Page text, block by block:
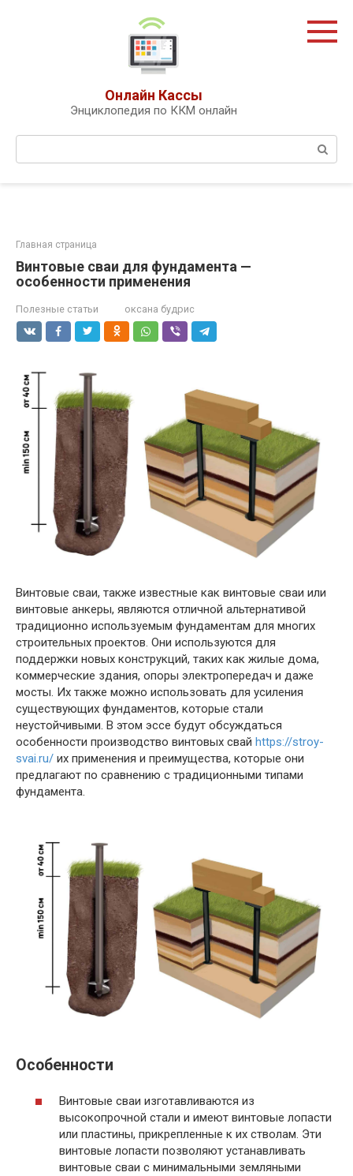
Онлайн Кассы
Энциклопедия по ККМ онлайн
Поиск:
Главная страница
Винтовые сваи для фундамента —
особенности применения
Полезные статьи оксана будрис
Винтовые сваи, также известные как винтовые сваи или
винтовые анкеры, являются отличной альтернативой
традиционно используемым фундаментам для многих
строительных проектов. Они используются для
поддержки новых конструкций, таких как жилые дома,
коммерческие здания, опоры электропередач и даже
мосты. Их также можно использовать для усиления
существующих фундаментов, которые стали
неустойчивыми. В этом эссе будут обсуждаться
особенности производство винтовых свай https://stroy-
svai.ru/ их применения и преимущества, которые они
предлагают по сравнению с традиционными типами
фундамента.
Особенности
Винтовые сваи изготавливаются из
высокопрочной стали и имеют винтовые лопасти
или пластины, прикрепленные к их стволам. Эти
винтовые лопасти позволяют устанавливать
винтовые сваи с минимальными земляными